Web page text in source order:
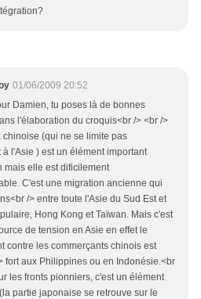
01/06/2009 20:52
Damien, tu poses là de bonnes
l'élaboration du croquis<br /> <br />
chinoise (qui ne se limite pas
l'Asie ) est un élément important
mais elle est dificilement
C'est une migration ancienne qui
/> entre toute l'Asie du Sud Est et
Hong Kong et Taïwan. Mais c'est
de tension en Asie en effet le
contre les commerçants chinois est
fort aux Philippines ou en Indonésie.<br
les fronts pionniers, c'est un élément
partie japonaise se retrouve sur le